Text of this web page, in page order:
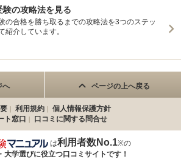
験の攻略法を見る
の合格を勝ち取るまでの攻略法を3つのステッ
紹介しています。
へ ページの上へ戻る
利用規約
個人情報保護方針
ト窓口
口コミに関する問合せ
は利用者数No.1※の
大学選びに役立つ口コミサイトです！